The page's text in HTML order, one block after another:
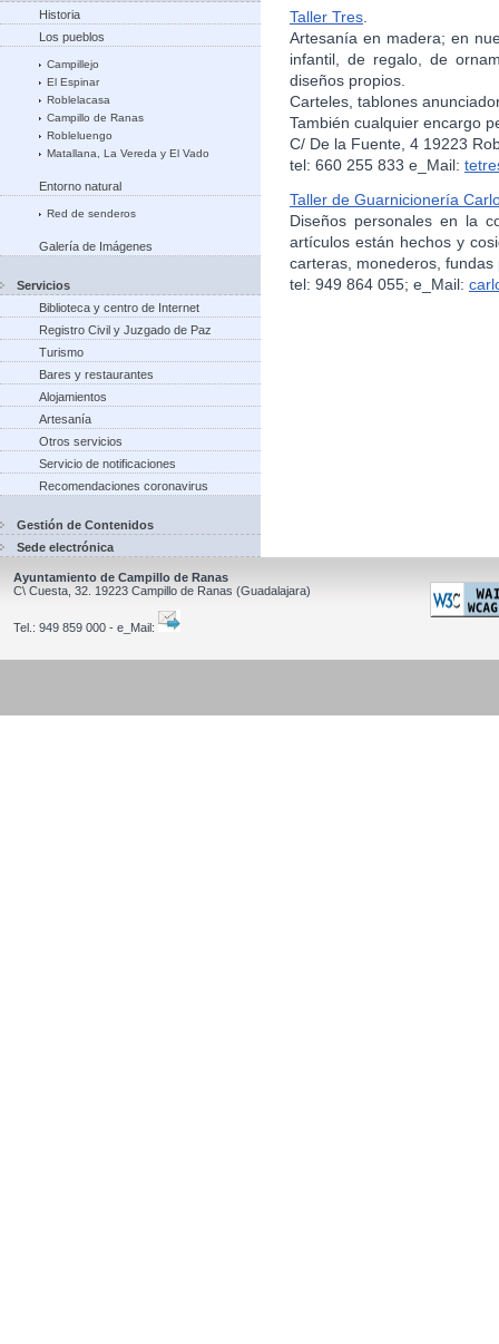
Historia
Los pueblos
Campillejo
El Espinar
Roblelacasa
Campillo de Ranas
Robleluengo
Matallana, La Vereda y El Vado
Entorno natural
Red de senderos
Galería de Imágenes
Servicios
Biblioteca y centro de Internet
Registro Civil y Juzgado de Paz
Turismo
Bares y restaurantes
Alojamientos
Artesanía
Otros servicios
Servicio de notificaciones
Recomendaciones coronavirus
Gestión de Contenidos
Sede electrónica
Taller Tres
Artesanía en madera; en
infantil, de regalo, de
diseños propios.
Carteles, tablones
También cualquier encargo
C/ De la Fuente, 4 19223
tel: 660 255 833 e_Mail:
Taller de Guarnicionería
Diseños personales en la
artículos están hechos y
carteras, monederos,
tel: 949 864 055; e_Mail:
Ayuntamiento de Campillo de Ranas
C\ Cuesta, 32. 19223 Campillo de Ranas (Guadalajara)
Tel.: 949 859 000 - e_Mail: